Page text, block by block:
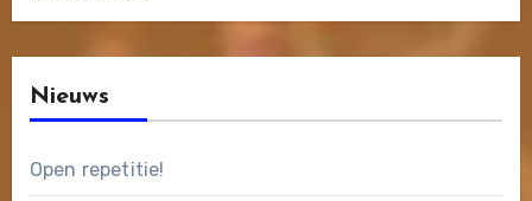
Nieuws
Open repetitie!